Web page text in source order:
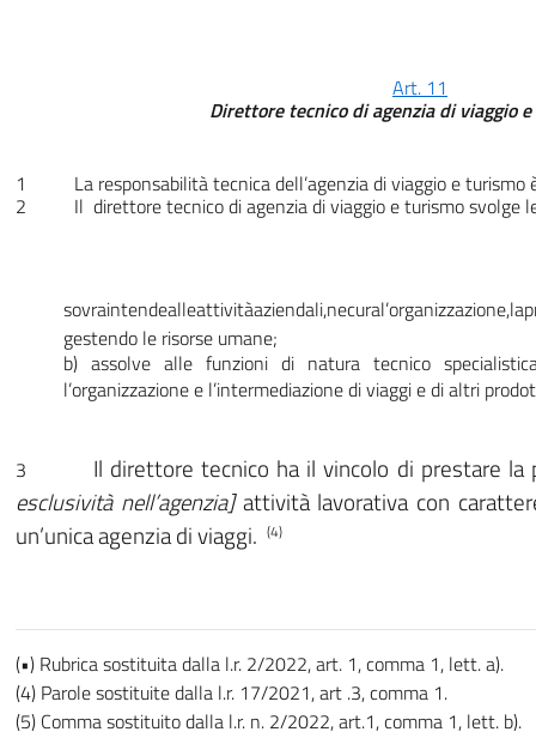
Art. 11
Direttore tecnico di agenzia di viaggio
1 La responsabilità tecnica dell’agenzia di viaggio e turismo
2 Il direttore tecnico di agenzia di viaggio e turismo svolge le
gestendo le risorse umane;
b) assolve alle funzioni di natura tecnico
l’organizzazione e l’intermediazione di viaggi e di altri
3
Il direttore tecnico ha il vincolo di prestare
esclusività nell’agenzia]attività lavorativa con
un’unica agenzia di viaggi. (4)
(•) Rubrica sostituita dalla l.r. 2/2022, art. 1, comma 1, lett. a).
(4) Parole sostituite dalla l.r. 17/2021, art .3, comma 1.
(5) Comma sostituito dalla l.r. n. 2/2022, art.1, comma 1, lett. b).